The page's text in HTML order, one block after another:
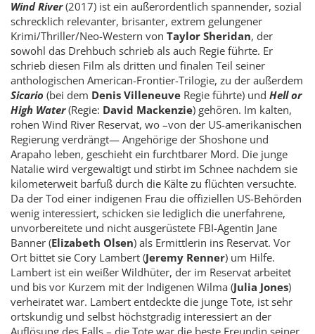
Wind River(2017) ist ein außerordentlich spannender, sozial
schrecklich relevanter, brisanter, extrem gelungener
Krimi/Thriller/Neo-Western von Taylor Sheridan, der
sowohl das Drehbuch schrieb als auch Regie führte. Er
schrieb diesen Film als dritten und finalen Teil seiner
anthologischen American-Frontier-Trilogie, zu der außerdem
Sicario (bei dem Denis Villeneuve Regie führte) und Hell or
High Water(Regie: David Mackenzie) gehören. Im kalten,
rohen Wind River Reservat, wo –von der US-amerikanischen
Regierung verdrängt— Angehörige der Shoshone und
Arapaho leben, geschieht ein furchtbarer Mord. Die junge
Natalie wird vergewaltigt und stirbt im Schnee nachdem sie
kilometerweit barfuß durch die Kälte zu flüchten versuchte.
Da der Tod einer indigenen Frau die offiziellen US-Behörden
wenig interessiert, schicken sie lediglich die unerfahrene,
unvorbereitete und nicht ausgerüstete FBI-Agentin Jane
Banner (Elizabeth Olsen) als Ermittlerin ins Reservat. Vor
Ort bittet sie Cory Lambert (Jeremy Renner) um Hilfe.
Lambert ist ein weißer Wildhüter, der im Reservat arbeitet
und bis vor Kurzem mit der Indigenen Wilma (Julia Jones)
verheiratet war. Lambert entdeckte die junge Tote, ist sehr
ortskundig und selbst höchstgradig interessiert an der
Auflösung des Falls – die Tote war die beste Freundin seiner